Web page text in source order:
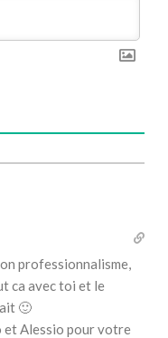
professionnalisme,
ca avec toi et le
🙂
et Alessio pour votre